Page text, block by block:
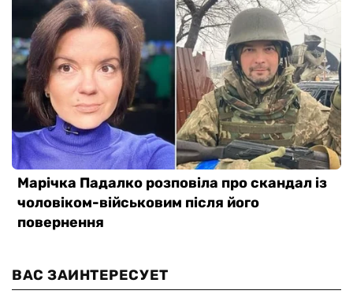
ВАС ЗАИНТЕРЕСУЕТ